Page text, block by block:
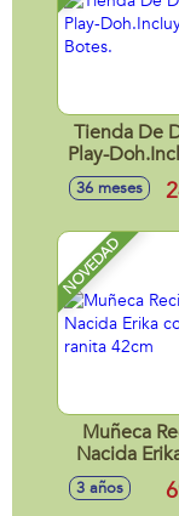
Tienda De
Play-
Botes.
36 meses
NOVEDAD
Muñeca
Nacida
ranita
3 años